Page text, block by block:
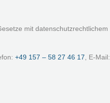
mit datenschutzrechtlichem
+49 157 – 58 27 46 17, E-Mail: